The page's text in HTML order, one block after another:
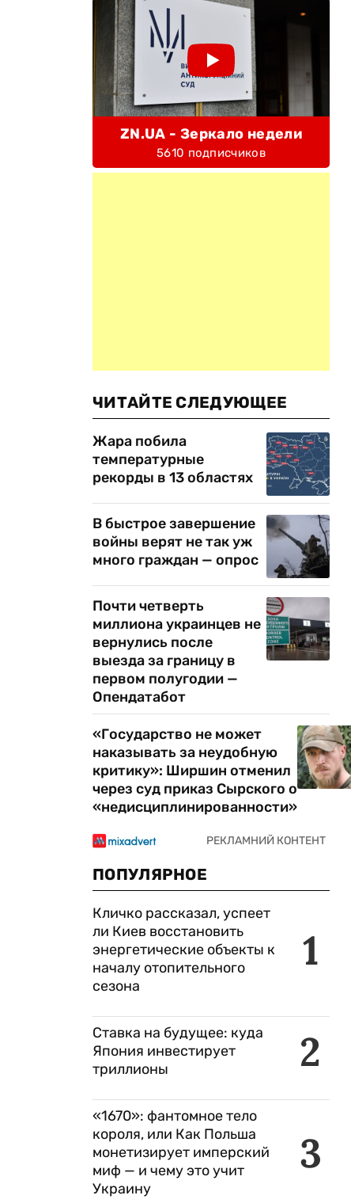
ZN.UA - Зеркало недели
5610 подписчиков
ЧИТАЙТЕ СЛЕДУЮЩЕЕ
Жара побила
температурные
рекорды в 13 областях
В быстрое завершение
войны верят не так уж
много граждан — опрос
Почти четверть
миллиона украинцев не
вернулись после
выезда за границу в
первом полугодии —
Опендатабот
«Государство не может
наказывать за неудобную
критику»: Ширшин отменил
через суд приказ Сырского о
«недисциплинированности»
ПОПУЛЯРНОЕ
1
Кличко рассказал, успеет
ли Киев восстановить
энергетические объекты к
началу отопительного
сезона
2
Ставка на будущее: куда
Япония инвестирует
триллионы
3
«1670»: фантомное тело
короля, или Как Польша
монетизирует имперский
миф — и чему это учит
Украину